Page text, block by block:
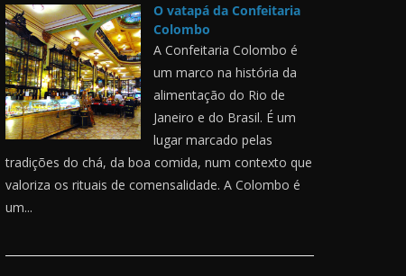
O vatapá da Confeitaria
Colombo
A Confeitaria Colombo é
um marco na história da
alimentação do Rio de
Janeiro e do Brasil. É um
lugar marcado pelas
tradições do chá, da boa comida, num contexto que
valoriza os rituais de comensalidade. A Colombo é
um...